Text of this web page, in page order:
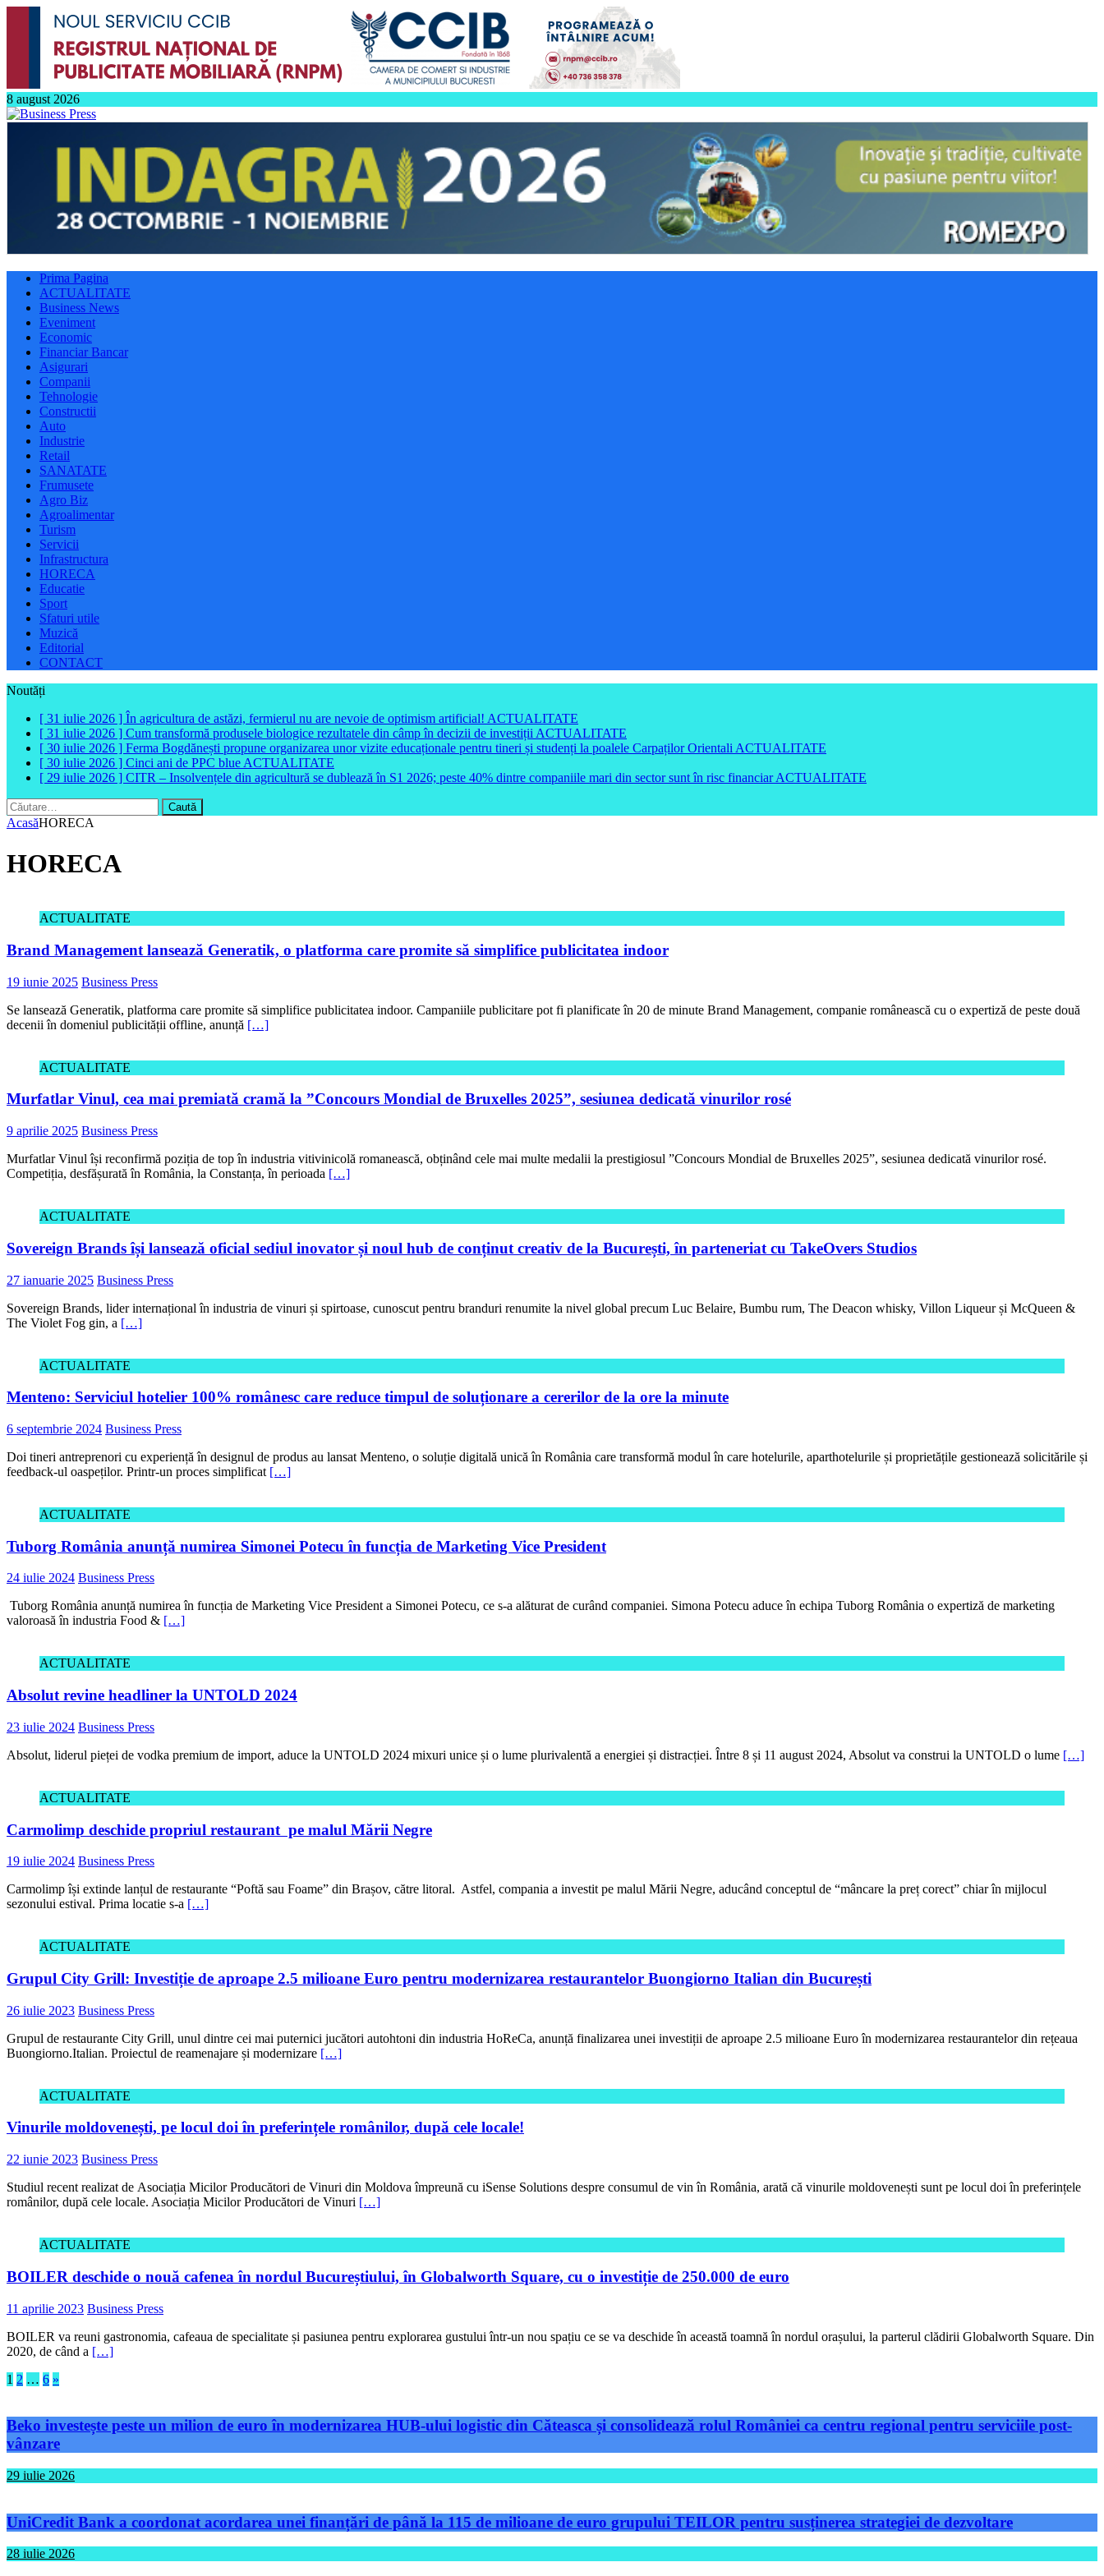
8 august 2026
Prima Pagina
ACTUALITATE
Business News
Eveniment
Economic
Financiar Bancar
Asigurari
Companii
Tehnologie
Constructii
Auto
Industrie
Retail
SANATATE
Frumusete
Agro Biz
Agroalimentar
Turism
Servicii
Infrastructura
HORECA
Educatie
Sport
Sfaturi utile
Muzică
Editorial
CONTACT
Noutăți
[ 31 iulie 2026 ] În agricultura de astăzi, fermierul nu are nevoie de optimism artificial! ACTUALITATE
[ 31 iulie 2026 ] Cum transformă produsele biologice rezultatele din câmp în decizii de investiții ACTUALITATE
[ 30 iulie 2026 ] Ferma Bogdănești propune organizarea unor vizite educaționale pentru tineri și studenți la poalele Carpaților Orientali ACTUALITATE
[ 30 iulie 2026 ] Cinci ani de PPC blue ACTUALITATE
[ 29 iulie 2026 ] CITR – Insolvențele din agricultură se dublează în S1 2026; peste 40% dintre companiile mari din sector sunt în risc financiarACTUALITATE
Caută
după:
AcasăHORECA
HORECA
ACTUALITATE
Brand Management lansează Generatik, o platforma care promite să simplifice publicitatea indoor
19 iunie 2025 Business Press
Se lansează Generatik, platforma care promite să simplifice publicitatea indoor. Campaniile publicitare pot fi planificate în 20 de minute Brand Management, companie românească cu o expertiză de peste două
decenii în domeniul publicității offline, anunță […]
ACTUALITATE
Murfatlar Vinul, cea mai premiată cramă la ”Concours Mondial de Bruxelles 2025”, sesiunea dedicată vinurilor rosé
9 aprilie 2025 Business Press
Murfatlar Vinul își reconfirmă poziția de top în industria vitivinicolă romanească, obținând cele mai multe medalii la prestigiosul ”Concours Mondial de Bruxelles 2025”, sesiunea dedicată vinurilor rosé.
Competiția, desfășurată în România, la Constanța, în perioada […]
ACTUALITATE
Sovereign Brands își lansează oficial sediul inovator și noul hub de conținut creativ de la București, în parteneriat cu TakeOvers Studios
27 ianuarie 2025 Business Press
Sovereign Brands, lider internațional în industria de vinuri și spirtoase, cunoscut pentru branduri renumite la nivel global precum Luc Belaire, Bumbu rum, The Deacon whisky, Villon Liqueur și McQueen &
The Violet Fog gin, a […]
ACTUALITATE
Menteno: Serviciul hotelier 100% românesc care reduce timpul de soluționare a cererilor de la ore la minute
6 septembrie 2024 Business Press
Doi tineri antreprenori cu experiență în designul de produs au lansat Menteno, o soluție digitală unică în România care transformă modul în care hotelurile, aparthotelurile și proprietățile gestionează solicitările și
feedback-ul oaspeților. Printr-un proces simplificat […]
ACTUALITATE
Tuborg România anunță numirea Simonei Potecu în funcția de Marketing Vice President
24 iulie 2024 Business Press
Tuborg România anunță numirea în funcția de Marketing Vice President a Simonei Potecu, ce s-a alăturat de curând companiei. Simona Potecu aduce în echipa Tuborg România o expertiză de marketing
valoroasă în industria Food & […]
ACTUALITATE
Absolut revine headliner la UNTOLD 2024
23 iulie 2024 Business Press
Absolut, liderul pieței de vodka premium de import, aduce la UNTOLD 2024 mixuri unice și o lume plurivalentă a energiei și distracției. Între 8 și 11 august 2024, Absolut va construi la UNTOLD o lume […]
ACTUALITATE
Carmolimp deschide propriul restaurant pe malul Mării Negre
19 iulie 2024 Business Press
Carmolimp își extinde lanțul de restaurante “Poftă sau Foame” din Brașov, către litoral. Astfel, compania a investit pe malul Mării Negre, aducând conceptul de “mâncare la preț corect” chiar în mijlocul
sezonului estival. Prima locatie s-a […]
ACTUALITATE
Grupul City Grill: Investiție de aproape 2.5 milioane Euro pentru modernizarea restaurantelor Buongiorno Italian din București
26 iulie 2023 Business Press
Grupul de restaurante City Grill, unul dintre cei mai puternici jucători autohtoni din industria HoReCa, anunță finalizarea unei investiții de aproape 2.5 milioane Euro în modernizarea restaurantelor din rețeaua
Buongiorno.Italian. Proiectul de reamenajare și modernizare […]
ACTUALITATE
Vinurile moldovenești, pe locul doi în preferințele românilor, după cele locale!
22 iunie 2023 Business Press
Studiul recent realizat de Asociația Micilor Producători de Vinuri din Moldova împreună cu iSense Solutions despre consumul de vin în România, arată că vinurile moldovenești sunt pe locul doi în preferințele
românilor, după cele locale. Asociația Micilor Producători de Vinuri […]
ACTUALITATE
BOILER deschide o nouă cafenea în nordul Bucureștiului, în Globalworth Square, cu o investiție de 250.000 de euro
11 aprilie 2023 Business Press
BOILER va reuni gastronomia, cafeaua de specialitate și pasiunea pentru explorarea gustului într-un nou spațiu ce se va deschide în această toamnă în nordul orașului, la parterul clădirii Globalworth Square. Din
2020, de când a […]
Paginație
1 2 … 6 »
Beko investește peste un milion de euro în modernizarea HUB-ului logistic din Căteasca și consolidează rolul României ca centru regional pentru serviciile post-
vânzare
29 iulie 2026
UniCredit Bank a coordonat acordarea unei finanțări de până la 115 de milioane de euro grupului TEILOR pentru susținerea strategiei de dezvoltare
28 iulie 2026